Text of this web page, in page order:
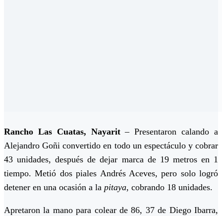
Rancho Las Cuatas, Nayarit– Presentaron calando a
Alejandro Goñi convertido en todo un espectáculo y cobrar
43 unidades, después de dejar marca de 19 metros en 1
tiempo. Metió dos piales Andrés Aceves, pero solo logró
detener en una ocasión a la pitaya, cobrando 18 unidades.
Apretaron la mano para colear de 86, 37 de Diego Ibarra,